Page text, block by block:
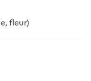
fleur)